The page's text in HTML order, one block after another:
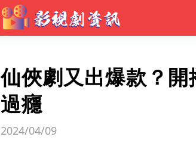
仙俠劇又出爆款？
過癮
2024/04/09